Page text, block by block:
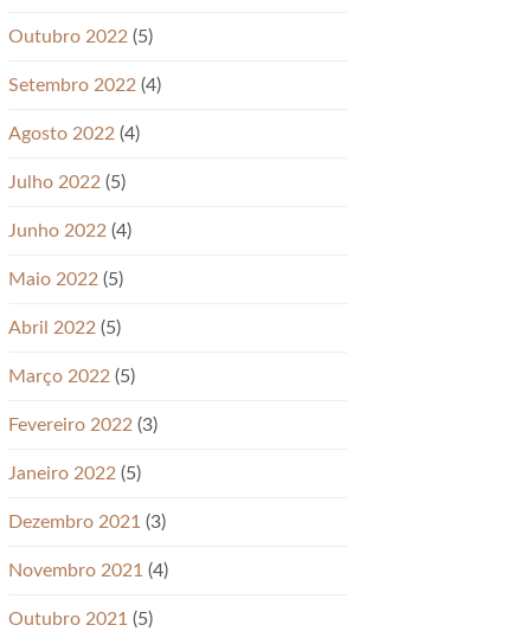
Outubro 2022 (5)
Setembro 2022 (4)
Agosto 2022 (4)
Julho 2022 (5)
Junho 2022 (4)
Maio 2022 (5)
Abril 2022 (5)
Março 2022 (5)
Fevereiro 2022 (3)
Janeiro 2022 (5)
Dezembro 2021 (3)
Novembro 2021 (4)
Outubro 2021 (5)